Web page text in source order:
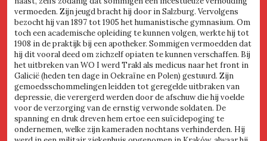
vermoeden. Zijn jeugd bracht hij door in Salzburg. Vervolgens
bezocht hij van 1897 tot 1905 het humanistische gymnasium. Om
toch een academische opleiding te kunnen volgen, werkte hij tot
1908 in de praktijk bij een apotheker. Sommigen vermoedden dat
hij dit vooral deed om zichzelf opiaten te kunnen verschaffen. Bij
het uitbreken van WO I werd Trakl als medicus naar het front in
Galicië (heden ten dage in Oekraïne en Polen) gestuurd. Zijn
gemoedsschommelingen leidden tot geregelde uitbraken van
depressie, die verergerd werden door de afschuw die hij voelde
voor de verzorging van de ernstig verwonde soldaten. De
spanning en druk dreven hem ertoe een suïcidepoging te
ondernemen, welke zijn kameraden nochtans verhinderden. Hij